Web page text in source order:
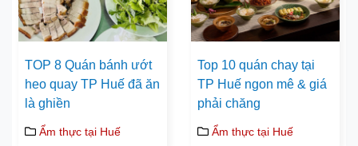
TOP 8 Quán bánh ướt
heo quay TP Huế đã ăn
là ghiền
Ẩm thực tại Huế
Top 10 quán chay tại
TP Huế ngon mê & giá
phải chăng
Ẩm thực tại Huế